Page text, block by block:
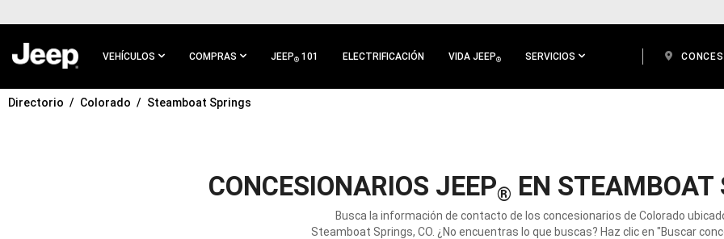
CONTENIDO
VEHÍCULOS COMPRAS JEEP® 101 ELECTRIFICACIÓN VIDA JEEP® SERVICIOS
IR A
Directorio Colorado Steamboat Springs
CONCESIONARIOS JEEP® EN STEAMBOAT
Busca la información de contacto de los concesionarios de Colorado
Steamboat Springs, CO. ¿No encuentras lo que buscas? Haz clic en "Buscar